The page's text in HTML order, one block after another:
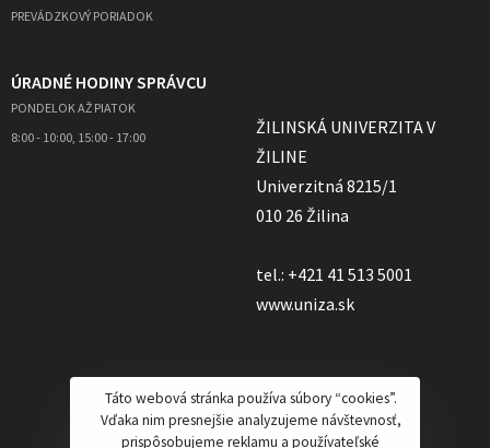
PREVÁDZKOVÝ PORIADOK
ÚRADNÉ HODINY SPRÁVCU
PONDELOK AŽ PIATOK
8:00 - 10:00, 15:00 - 17:00
ŽILINSKÁ UNIVERZITA V
ŽILINE
Univerzitná 8215/1
010 26 Žilina
tel.: +421 41 513 5001
www.uniza.sk
Táto webová stránka používa súbory “cookies”.
Vďaka nim presnejšie analyzujeme návštevnosť,
prispôsobujeme reklamu a používateľské